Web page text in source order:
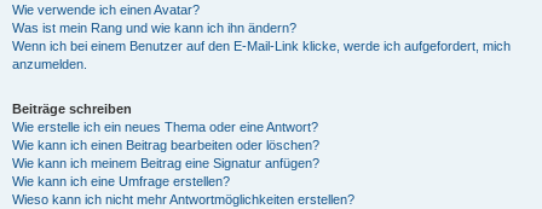
Wie verwende ich einen Avatar?
Was ist mein Rang und wie kann ich ihn ändern?
Wenn ich bei einem Benutzer auf den E-Mail-Link klicke, werde ich aufgefordert, mich
anzumelden.
Beiträge schreiben
Wie erstelle ich ein neues Thema oder eine Antwort?
Wie kann ich einen Beitrag bearbeiten oder löschen?
Wie kann ich meinem Beitrag eine Signatur anfügen?
Wie kann ich eine Umfrage erstellen?
Wieso kann ich nicht mehr Antwortmöglichkeiten erstellen?